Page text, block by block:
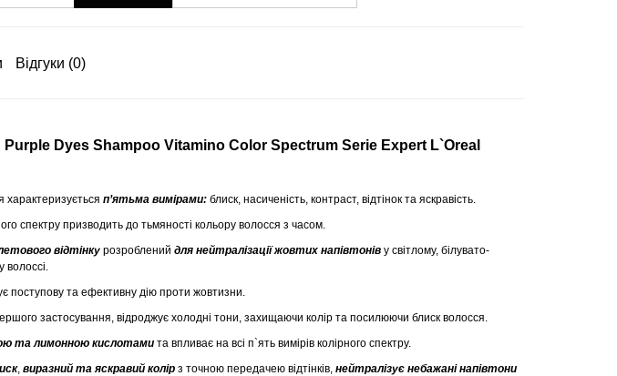
Відгуки (0)
Dyes Shampoo Vitamino Color Spectrum Serie Expert L`Oreal
характеризується п’ятьма вимірами: блиск, насиченість, контраст, відтінок та яскравість.
спектру призводить до тьмяності кольору волосся з часом.
відтінку розроблений для нейтралізації жовтих напівтонів у світлому, білувато-
волоссі.
поступову та ефективну дію проти жовтизни.
застосування, відроджує холодні тони, захищаючи колір та посилюючи блиск волосся.
та лимонною кислотами та впливає на всі п`ять вимірів колірного спектру.
, виразний та яскравий колір з точною передачею відтінків, нейтралізує небажані напівтони